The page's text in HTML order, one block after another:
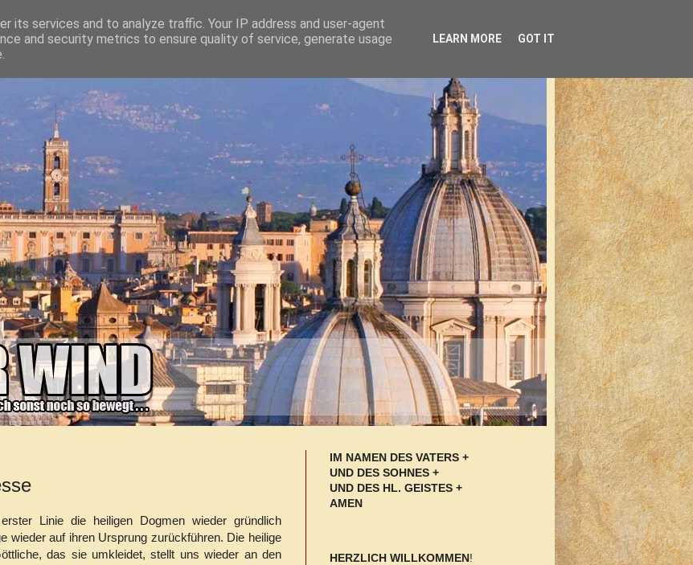
Linie die heiligen Dogmen wieder gründlich
wieder auf ihren Ursprung zurückführen. Die heilige
das sie umkleidet, stellt uns wieder an den
IM NAMEN DES VATERS +
UND DES SOHNES +
UND DES HL. GEISTES +
AMEN
HERZLICH WILLKOMMEN!
its services and to analyze traffic. Your IP address and user-agent
and security metrics to ensure quality of service, generate usage
LEARN MORE GOT IT